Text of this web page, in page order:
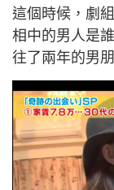
這個時候，劇
相中的男人是
往了兩年的男